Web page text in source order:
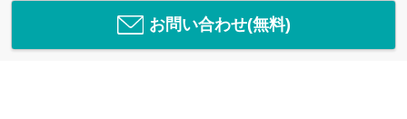
お問い合わせ(無料)